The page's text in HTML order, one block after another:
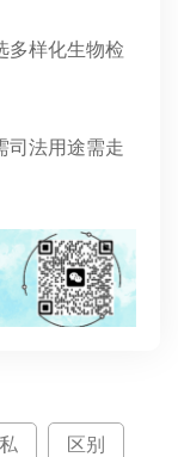
多样化生物检
司法用途需走
区别